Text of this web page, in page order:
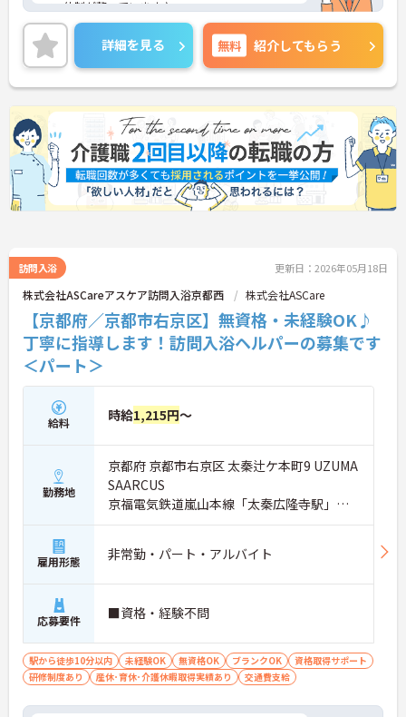
ロー体制が整っています♪
日勤のお仕事なのでプライベートと両立がしやすく
育児中の方にもおすすめの求人です。
ご興味がある方は是非一度マイナビまでお問い合わ
せください。さらに詳細などお伝えします！
詳細を見る 無料 紹介してもらう
訪問入浴 更新日：2026年05月18日
株式会社ASCareアスケア訪問入浴京都西 株式会社ASCare
【京都府／京都市右京区】無資格・未経験OK♪
丁寧に指導します！訪問入浴ヘルパーの募集です
＜パート＞
給料 時給1,215円～
勤務地
京都府 京都市右京区 太秦辻ケ本町9 UZUMA
SAARCUS
京福電気鉄道嵐山本線「太秦広隆寺駅」徒
歩6分
雇用形態 非常勤・パート・アルバイト
応募要件 ■資格・経験不問
駅から徒歩10分以内 未経験OK 無資格OK ブランクOK
資格取得サポート
研修制度あり
産休･育休･介護休暇取得実績あり 交通費支給